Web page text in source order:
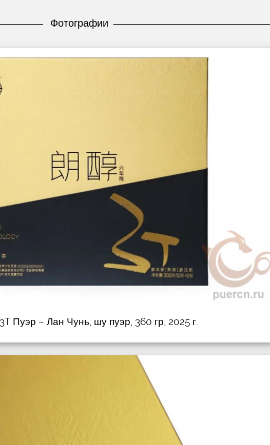
Фотографии
Пуэр – Лан Чунь, шу пуэр, 360 гр, 2025 г.